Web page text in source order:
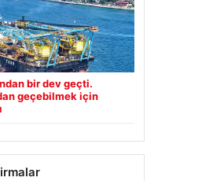
bir dev geçti.
geçebilmek için